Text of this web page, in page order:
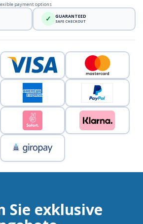
payment options
✓ GUARANTEED
SAFE CHECKOUT
Sie exklusive